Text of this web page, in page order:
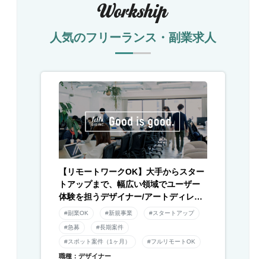
人気のフリーランス・副業求人
【リモートワークOK】大手からスター
トアップまで、幅広い領域でユーザー
体験を担うデザイナー/アートディレク
ター募集！
#副業OK #新規事業 #スタートアップ
#急募 #長期案件
#スポット案件（1ヶ月） #フルリモートOK
職種：デザイナー